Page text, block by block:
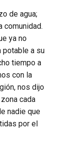
de agua;
comunidad.
ya no
potable a su
tiempo a
con la
nos dijo
cada
nadie que
por el